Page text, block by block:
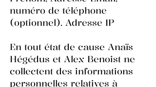
numéro de téléphone
(optionnel). Adresse IP
En tout état de cause Anaïs
Hégédus et Alex Benoist ne
collectent des informations
personnelles relatives à